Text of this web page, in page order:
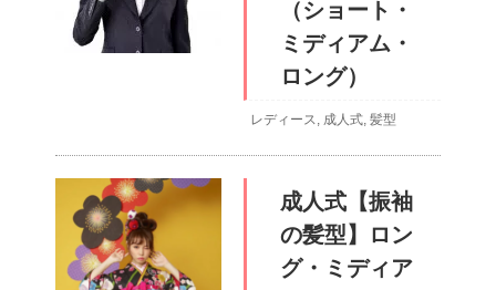
（ショート・
ミディアム・
ロング）
レディース, 成人式, 髪型
成人式【振袖
の髪型】ロン
グ・ミディア